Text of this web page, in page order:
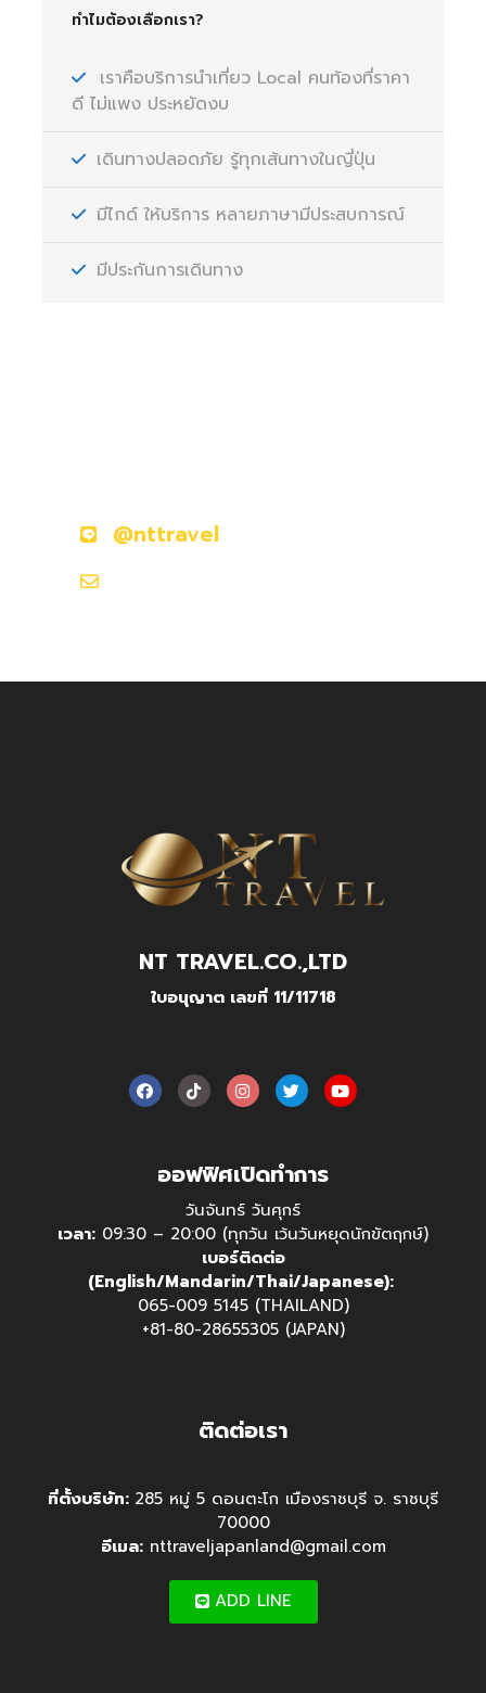
ทำไมต้องเลือกเรา?
เราคือบริการนำเที่ยว Local คนท้องที่ราคา
ดี ไม่แพง ประหยัดงบ
เดินทางปลอดภัย รู้ทุกเส้นทางในญี่ปุ่น
มีไกด์ ให้บริการ หลายภาษามีประสบการณ์
มีประกันการเดินทาง
@nttravel
NT TRAVEL.CO.,LTD
ใบอนุญาต เลขที่ 11/11718
ออฟฟิศเปิดทำการ
วันจันทร์ วันศุกร์
เวลา: 09:30 – 20:00 (ทุกวัน เว้นวันหยุดนักขัตฤกษ์)
เบอร์ติดต่อ
(English/Mandarin/Thai/Japanese):
065-009 5145 (THAILAND)
+81-80-28655305 (JAPAN)
ติดต่อเรา
ที่ตั้งบริษัท: 285 หมู่ 5 ดอนตะโก เมืองราชบุรี จ. ราชบุรี
70000
อีเมล:nttraveljapanland@gmail.com
ADD LINE